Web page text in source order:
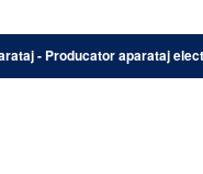
- Producator aparataj